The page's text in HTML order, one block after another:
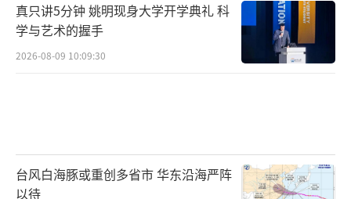
真只讲5分钟 姚明现身大学开学典礼 科
学与艺术的握手
2026-08-09 10:09:30
台风白海豚或重创多省市 华东沿海严阵
以待